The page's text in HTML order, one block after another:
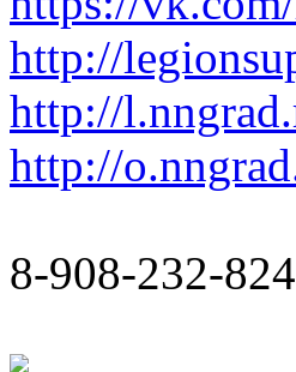
http://
http://
http://
8-908-232-